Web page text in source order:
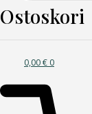
Ostoskori
0,00€ 0